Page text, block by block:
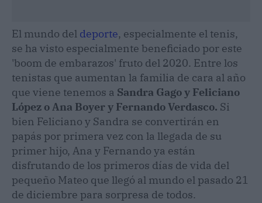
El mundo del deporte, especialmente el tenis,
se ha visto especialmente beneficiado por este
'boom de embarazos' fruto del 2020. Entre los
tenistas que aumentan la familia de cara al año
que viene tenemos a Sandra Gago y Feliciano
López o Ana Boyer y Fernando Verdasco. Si
bien Feliciano y Sandra se convertirán en
papás por primera vez con la llegada de su
primer hijo, Ana y Fernando ya están
disfrutando de los primeros días de vida del
pequeño Mateo que llegó al mundo el pasado 21
de diciembre para sorpresa de todos.